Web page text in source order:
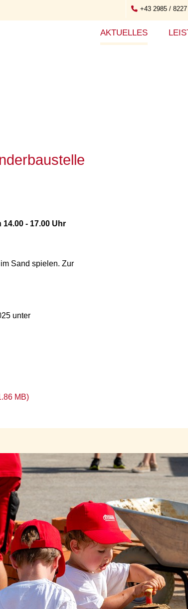
+43 2985 / 8227
AKTUELLES
- 17.00 Uhr
Sand spielen. Zur
unter
MB)